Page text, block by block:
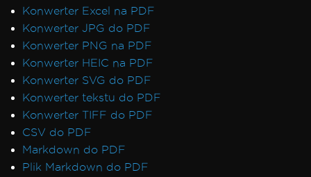
Konwerter Excel na PDF
Konwerter JPG do PDF
Konwerter PNG na PDF
Konwerter HEIC na PDF
Konwerter SVG do PDF
Konwerter tekstu do PDF
Konwerter TIFF do PDF
CSV do PDF
Markdown do PDF
Plik Markdown do PDF